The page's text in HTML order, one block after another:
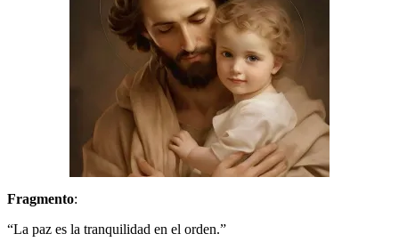
Fragmento:
“La paz es la tranquilidad en el orden.”